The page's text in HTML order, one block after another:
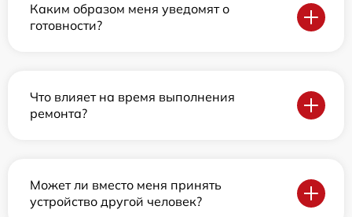
Каким образом меня уведомят о
готовности?
Что влияет на время выполнения
ремонта?
Может ли вместо меня принять
устройство другой человек?